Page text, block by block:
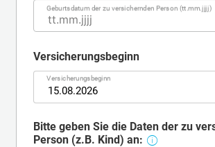
Geburtsdatum der zu versichernden Person (tt.mm.jjjj)
Versicherungsbeginn
Versicherungsbeginn
15.08.2026
Versicherungsbeginn
abweichende VP
Bitte geben Sie die Daten der zu
Person (z.B. Kind) an: